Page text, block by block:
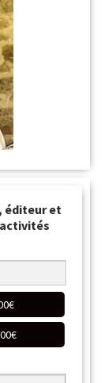
éditeur et
€
€